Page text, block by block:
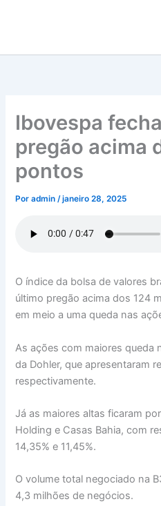
conteúdo
Ibovespa
pregão acima
pontos
Poradmin/janeiro 28, 2025
O índice da bolsa de valores
último pregão acima dos 124
em meio a uma queda nas
As ações com maiores queda
da Dohler, que apresentaram
respectivamente.
Já as maiores altas ficaram
Holding e Casas Bahia, com
14,35% e 11,45%.
O volume total negociado na
4,3 milhões de negócios.